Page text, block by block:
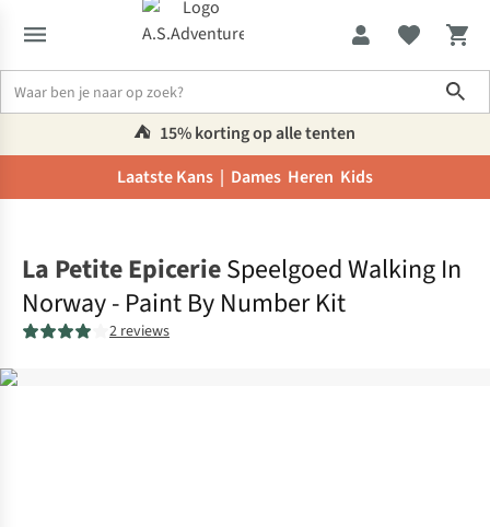
⛺️ 15% korting op alle tenten
Laatste Kans | Dames Heren Kids
La Petite EpicerieSpeelgoed Walking In
Norway - Paint By Number Kit
2 reviews